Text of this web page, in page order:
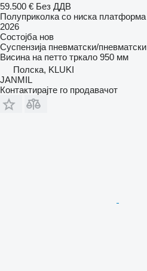
59.500 € Без ДДВ
Полуприколка со ниска платформа
2026
Состојба нов
Суспензија пневматски/пневматски
Висина на петто тркало 950 мм
Полска, KLUKI
JANMIL
Контактирајте го продавачот